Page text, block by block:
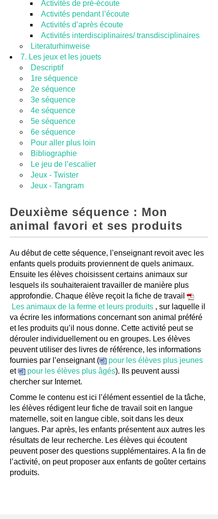
Activités de pré-écoute
Activités pendant l’écoute
Activités d’après écoute
Activités interdisciplinaires/ transdisciplinaires
Literaturhinweise
7. Les jeux et les jouets
Descriptif
1re séquence
2e séquence
3e séquence
4e séquence
5e séquence
6e séquence
Pour aller plus loin
Bibliographie
Le jeu de l’escalier
Jeux - Twister
Jeux - Tangram
Deuxième séquence : Mon
animal favori et ses produits
Au début de cette séquence, l’enseignant revoit avec les
enfants quels produits proviennent de quels animaux.
Ensuite les élèves choisissent certains animaux sur
lesquels ils souhaiteraient travailler de manière plus
approfondie. Chaque élève reçoit la fiche de travail
Les animaux de la ferme et leurs produits , sur laquelle il
va écrire les informations concernant son animal préféré
et les produits qu’il nous donne. Cette activité peut se
dérouler individuellement ou en groupes. Les élèves
peuvent utiliser des livres de référence, les informations
fournies par l’enseignant (
pour les élèves plus jeunes
et
pour les élèves plus âgés). Ils peuvent aussi
chercher sur Internet.
Comme le contenu est ici l’élément essentiel de la tâche,
les élèves rédigent leur fiche de travail soit en langue
maternelle, soit en langue cible, soit dans les deux
langues. Par après, les enfants présentent aux autres les
résultats de leur recherche. Les élèves qui écoutent
peuvent poser des questions supplémentaires. A la fin de
l’activité, on peut proposer aux enfants de goûter certains
produits.